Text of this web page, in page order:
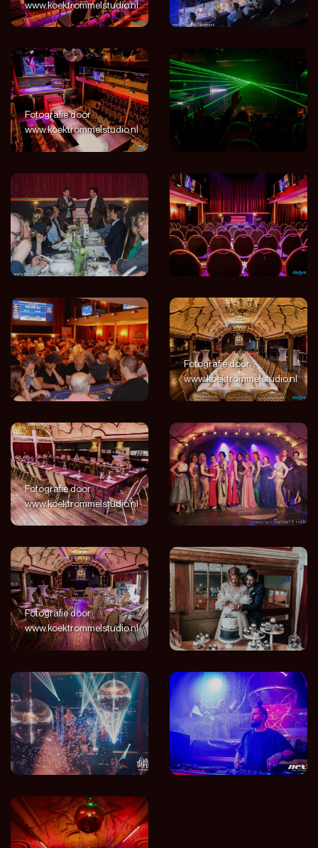
www.koektrommelstudio.nl
Fotografie door
www.koektrommelstudio.nl
Fotografie door
www.koektrommelstudio.nl
Fotografie door
www.koektrommelstudio.nl
Fotografie door
www.koektrommelstudio.nl